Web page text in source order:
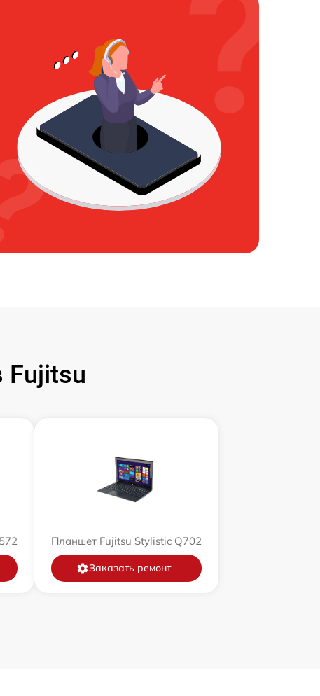
Планшет Fujitsu Stylistic Q702
Заказать ремонт